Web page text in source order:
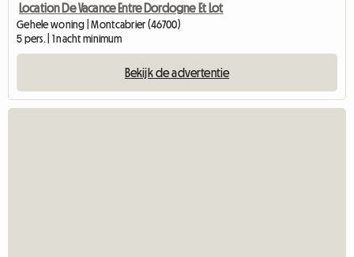
Location De Vacance Entre Dordogne Et Lot
Gehele woning | Montcabrier (46700)
5 pers. | 1 nacht minimum
Bekijk de advertentie